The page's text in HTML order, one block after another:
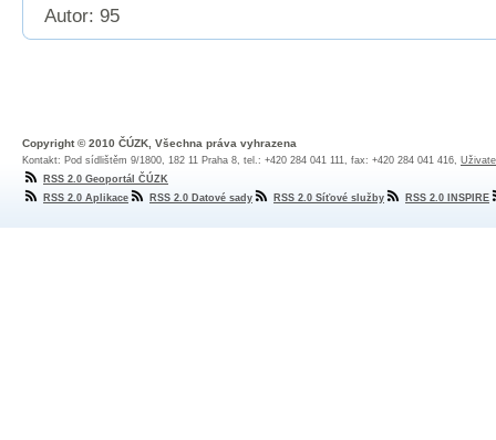
Autor: 95
Copyright © 2010 ČÚZK, Všechna práva vyhrazena
Kontakt: Pod sídlištěm 9/1800, 182 11 Praha 8, tel.: +420 284 041 111, fax: +420 284 041 416,
RSS 2.0 Geoportál ČÚZK
RSS 2.0 Aplikace
RSS 2.0 Datové sady RSS 2.0 Síťové služby RSS 2.0 INSPIRE